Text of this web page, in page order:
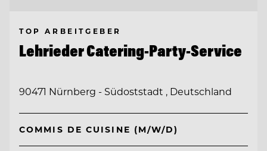
TOP ARBEITGEBER
Lehrieder Catering-Party-Service
90471 Nürnberg - Südoststadt , Deutschland
COMMIS DE CUISINE (M/W/D)